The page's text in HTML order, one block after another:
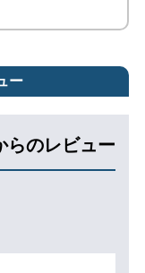
ー
らのレビュー